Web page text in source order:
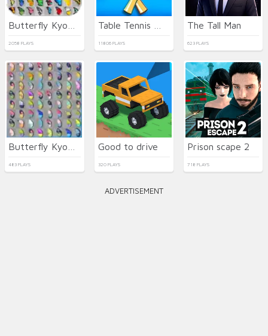
2058 PLAYS 11806 PLAYS
The Tall Man
623 PLAYS
483 PLAYS
Good to drive
320 PLAYS
Prison scape 2
718 PLAYS
ADVERTISEMENT